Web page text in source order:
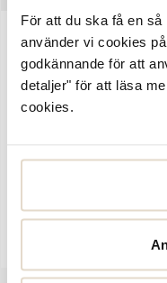
För att du ska få en
använder vi cookies
godkännande för att
detaljer" för att läsa
cookies.
Artikelnummer: 2125484
Cameron från Vagabond
en solid silhuett.
bättre komfort och
i gummi som erbjuder ett
höstgarderoben.